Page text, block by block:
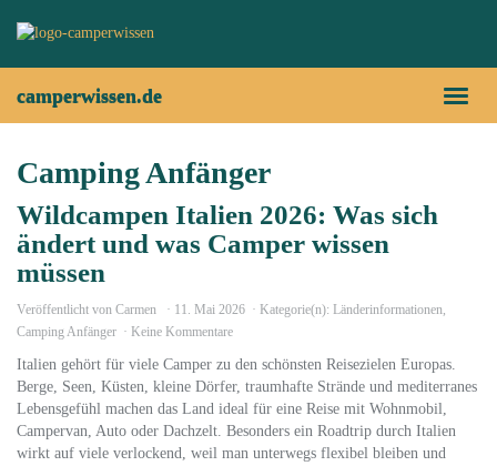
Toggle
camperwissen.de
Camping Anfänger
Wildcampen Italien 2026: Was sich
ändert und was Camper wissen
müssen
Veröffentlicht von Carmen 11. Mai 2026 Kategorie(n): Länderinformationen,
Camping Anfänger
Keine Kommentare
Italien gehört für viele Camper zu den schönsten Reisezielen Europas.
Berge, Seen, Küsten, kleine Dörfer, traumhafte Strände und mediterranes
Lebensgefühl machen das Land ideal für eine Reise mit Wohnmobil,
Campervan, Auto oder Dachzelt. Besonders ein Roadtrip durch Italien
wirkt auf viele verlockend, weil man unterwegs flexibel bleiben und